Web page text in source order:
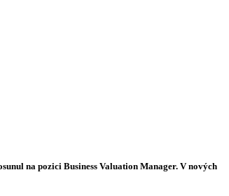
na pozici Business Valuation Manager. V nových